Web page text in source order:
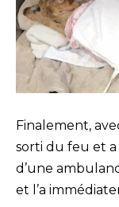
Finalement,
sorti du feu et a
d’une
et l’a